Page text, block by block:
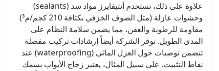
علاوة على ذلك، تستخدم أنتيفايرز مواد سد (sealants)
وحشوات عازلة (مثل الصوف الخزفي بكثافة 210 كجم/م³)
مقاومة للرطوبة والعفن، مما يضمن سلامة النظام على
المدى الطويل. توفر الشركة أيضاً إرشادات تركيب مفصلة
تتضمن توصيات حول العزل المائي (waterproofing) عند
نقاط التثبيت. على سبيل المثال، يعتبر زجاج الأبواب بسمك